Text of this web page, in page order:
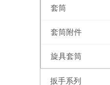
套筒
套筒附件
旋具套筒
扳手系列